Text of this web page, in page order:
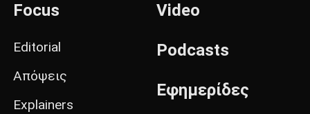
Focus
Editorial
Απόψεις
Explainers
Video
Podcasts
Εφημερίδες